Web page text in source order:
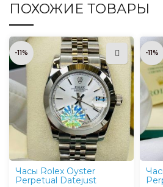
ПОХОЖИЕ ТОВАРЫ
-11%
Часы Rolex Oyster
Perpetual Datejust
-11%